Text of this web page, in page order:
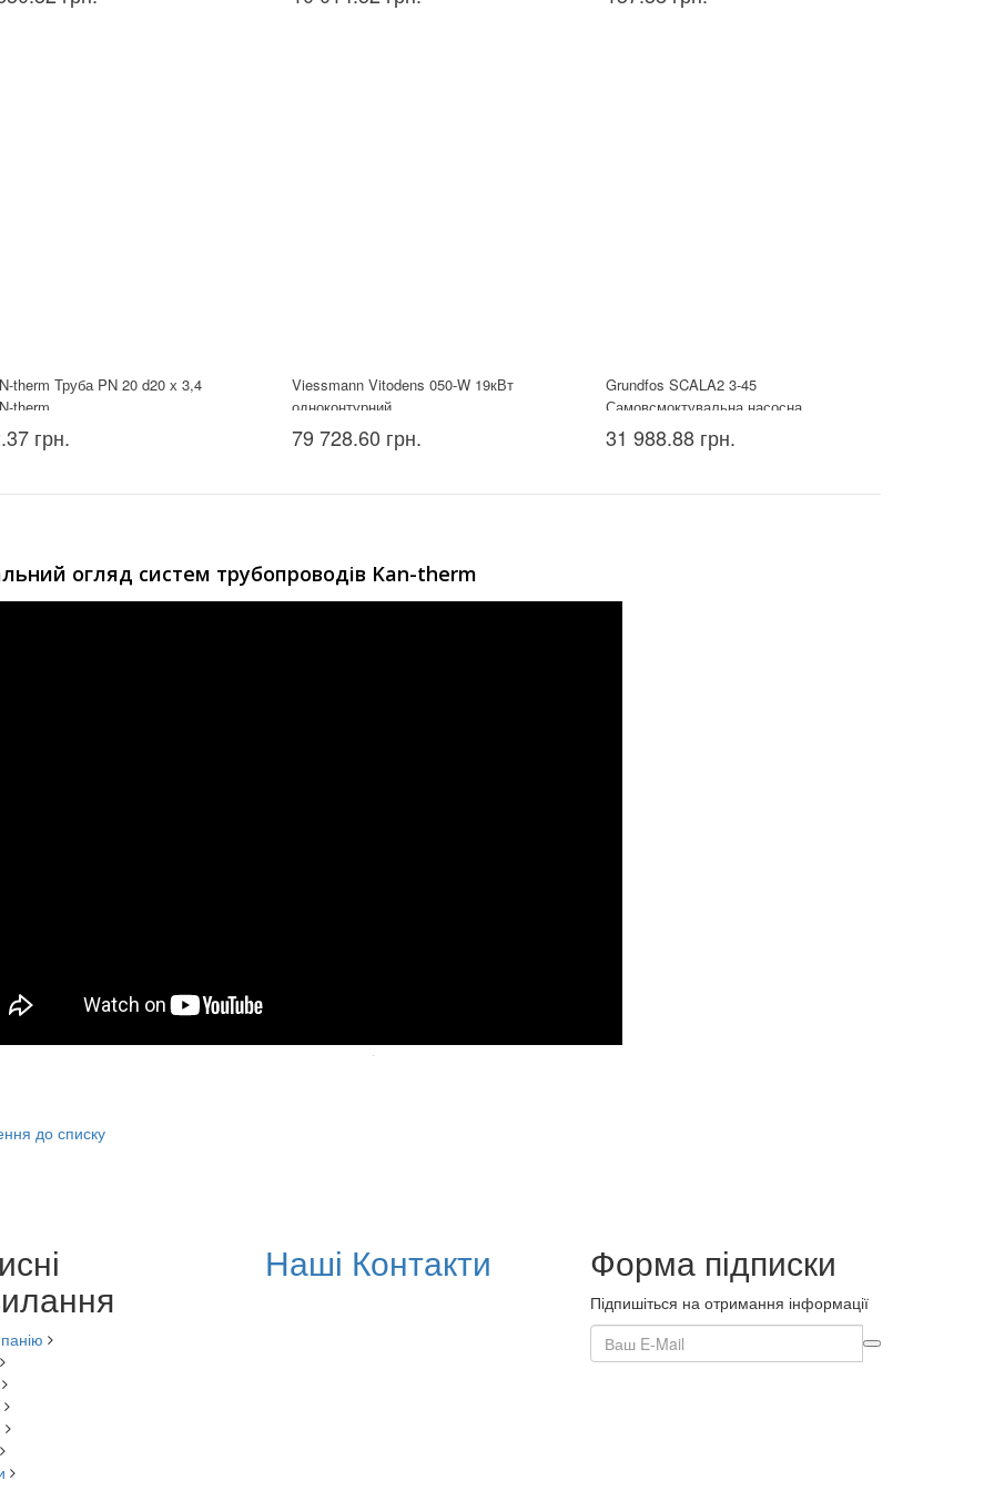
therm Труба PN 20 d20 х 3,4
therm
грн.
Viessmann Vitodens 050-W 19кВт
одноконтурний
79 728.60 грн.
Grundfos SCALA2 3-45
Самовсмоктувальна насосна
установка
31 988.88 грн.
огляд систем трубопроводів Kan-therm
до списку
Наші Контакти Форма підписки
Підпишіться на отримання інформації